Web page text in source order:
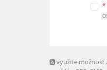
*
využite možnosť